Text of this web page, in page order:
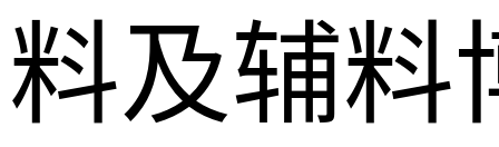
料及辅料